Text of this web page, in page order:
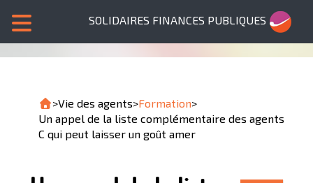
SOLIDAIRES FINANCES PUBLIQUES
>Vie des agents>Formation>
Un appel de la liste complémentaire des agents
C qui peut laisser un goût amer